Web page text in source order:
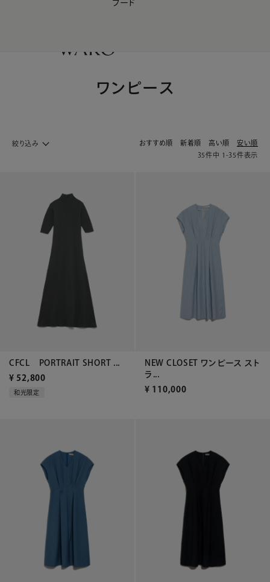
【会員様限定】夏のプレゼントキャンペーン開催中
フード
ワンピース
おすすめ順 新着順 高い順
安い順
35件中 1 -35件表示
絞り込み
CFCL PORTRAIT SHORT ...
¥ 52,800
和光限定
NEW CLOSET ワンピース スト
ラ...
¥ 110,000